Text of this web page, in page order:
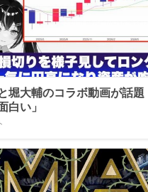
堀大輔のコラボ動画が話
白い」